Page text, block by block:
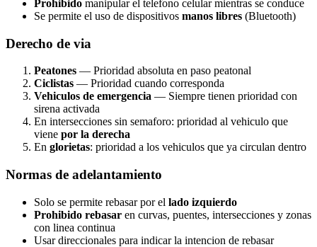
Prohibido manipular el telefono celular mientras se conduce
Se permite el uso de dispositivos manos libres (Bluetooth)
Derecho de via
Peatones — Prioridad absoluta en paso peatonal
Ciclistas — Prioridad cuando corresponda
Vehiculos de emergencia — Siempre tienen prioridad con
sirena activada
En intersecciones sin semaforo: prioridad al vehiculo que
viene por la derecha
En glorietas: prioridad a los vehiculos que ya circulan dentro
Normas de adelantamiento
Solo se permite rebasar por el lado izquierdo
Prohibido rebasar en curvas, puentes, intersecciones y zonas
con linea continua
Usar direccionales para indicar la intencion de rebasar